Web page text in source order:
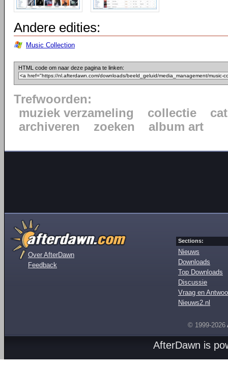
Andere edities:
Music Collection
HTML code om naar deze pagina te linken:
Trefwoorden:
muziek verzameling
collectie
archiveren
zoeken album art
Over AfterDawn
Feedback
Sections:
Nieuws
Downloads
Top Downloads
Discussie
Vraag en
Nieuws2.nl
© 1999-2026
AfterDawn is